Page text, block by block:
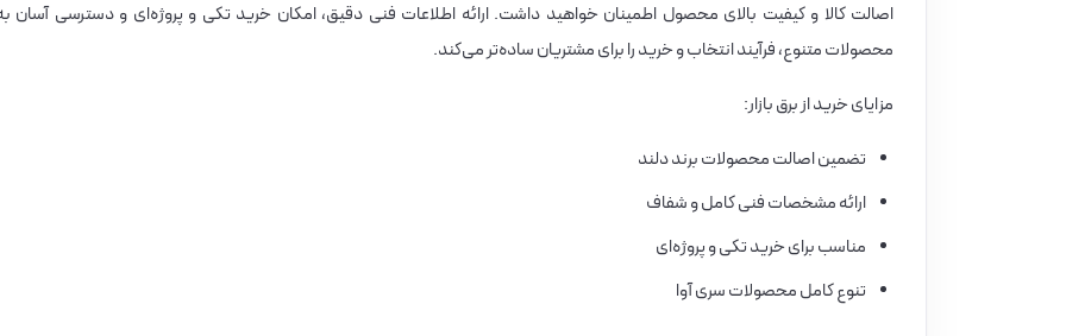
اصالت کالا و کیفیت بالای محصول اطمینان خواهید داشت. ارائه اطلاعات فنی دقیق، امکان خرید تکی و پروژه‌ای و دسترسی آسان
محصولات متنوع، فرآیند انتخاب و خرید را برای مشتریان ساده‌تر می‌کند.
مزایای خرید از برق بازار:
تضمین اصالت محصولات برند دلند
ارائه مشخصات فنی کامل و شفاف
مناسب برای خرید تکی و پروژه‌ای
تنوع کامل محصولات سری آوا